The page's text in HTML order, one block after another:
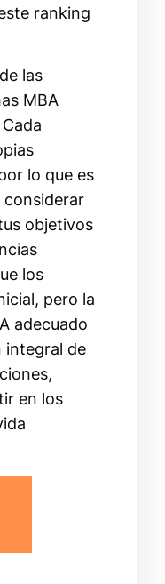
ranking
las
MBA
lo que es
objetivos
los
pero la
adecuado
integral de
en los